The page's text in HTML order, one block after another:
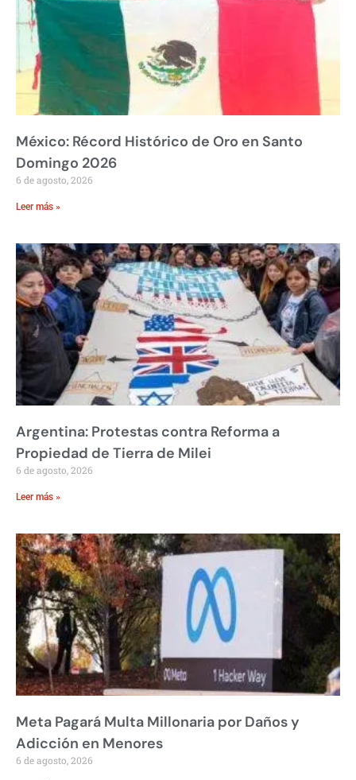
México: Récord Histórico de Oro en Santo
Domingo 2026
6 de agosto, 2026
Leer más »
Argentina: Protestas contra Reforma a
Propiedad de Tierra de Milei
6 de agosto, 2026
Leer más »
Meta Pagará Multa Millonaria por Daños y
Adicción en Menores
6 de agosto, 2026